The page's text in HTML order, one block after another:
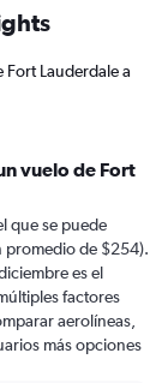
Fort Lauderdale a
vuelo de Fort
que se puede
promedio de $254).
es el
factores
aerolíneas,
más opciones